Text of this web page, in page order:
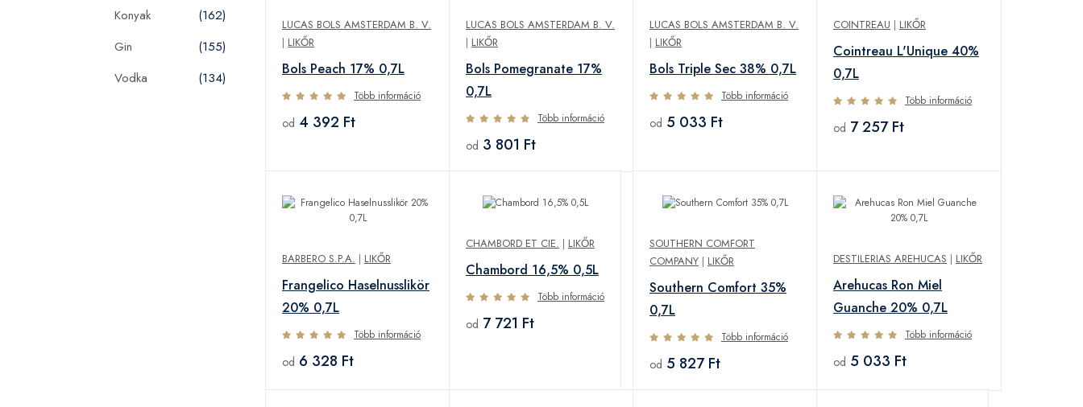
Konyak
(162)
Gin
(155)
Vodka
(134)
LUCAS BOLS AMSTERDAM B. V.
| LIKŐR
Bols Peach 17% 0,7L
Több információ
od 4 392 Ft
LUCAS BOLS AMSTERDAM B. V.
| LIKŐR
Bols Pomegranate 17%
0,7L
Több információ
od 3 801 Ft
LUCAS BOLS AMSTERDAM B. V.
| LIKŐR
Bols Triple Sec 38% 0,7L
Több információ
od 5 033 Ft
COINTREAU | LIKŐR
Cointreau L'Unique 40%
0,7L
Több információ
od 7 257 Ft
BARBERO S.P.A. | LIKŐR
Frangelico Haselnusslikör
20% 0,7L
Több információ
od 6 328 Ft
CHAMBORD ET CIE. | LIKŐR
Chambord 16,5% 0,5L
Több információ
od 7 721 Ft
SOUTHERN COMFORT
COMPANY | LIKŐR
Southern Comfort 35%
0,7L
Több információ
od 5 827 Ft
DESTILERIAS AREHUCAS | LIKŐR
Arehucas Ron Miel
Guanche 20% 0,7L
Több információ
od 5 033 Ft